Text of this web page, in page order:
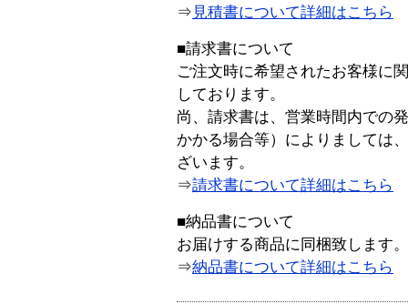
⇒ 見積書について詳細はこちら
■請求書について
ご注文時に希望されたお客様に
しております。
尚、請求書は、営業時間内での
かかる場合等）によりましては
ざいます。
⇒請求書について詳細はこちら
■納品書について
お届けする商品に同梱致します。
⇒納品書について詳細はこちら